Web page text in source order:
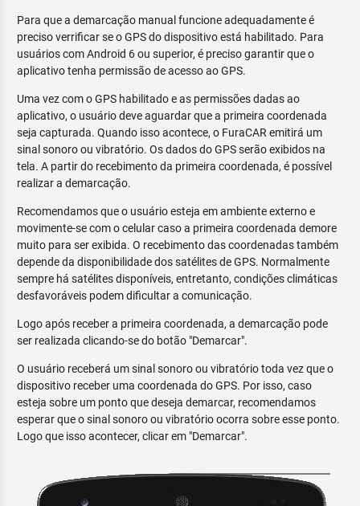
Para que a demarcação manual funcione adequadamente é
preciso verrificar se o GPS do dispositivo está habilitado. Para
usuários com Android 6 ou superior, é preciso garantir que o
aplicativo tenha permissão de acesso ao GPS.
Uma vez com o GPS habilitado e as permissões dadas ao
aplicativo, o usuário deve aguardar que a primeira coordenada
seja capturada. Quando isso acontece, o FuraCAR emitirá um
sinal sonoro ou vibratório. Os dados do GPS serão exibidos na
tela. A partir do recebimento da primeira coordenada, é possível
realizar a demarcação.
Recomendamos que o usuário esteja em ambiente externo e
movimente-se com o celular caso a primeira coordenada demore
muito para ser exibida. O recebimento das coordenadas também
depende da disponibilidade dos satélites de GPS. Normalmente
sempre há satélites disponíveis, entretanto, condições climáticas
desfavoráveis podem dificultar a comunicação.
Logo após receber a primeira coordenada, a demarcação pode
ser realizada clicando-se do botão "Demarcar".
O usuário receberá um sinal sonoro ou vibratório toda vez que o
dispositivo receber uma coordenada do GPS. Por isso, caso
esteja sobre um ponto que deseja demarcar, recomendamos
esperar que o sinal sonoro ou vibratório ocorra sobre esse ponto.
Logo que isso acontecer, clicar em "Demarcar".